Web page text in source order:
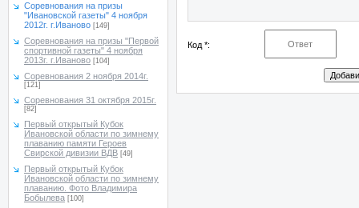
Соревнования на призы
"Ивановской газеты" 4 ноября
2012г. г.Иваново [149]
Соревнования на призы "Первой
спортивной газеты" 4 ноября
2013г. г.Иваново [104]
Соревнования 2 ноября 2014г.
[121]
Соревнования 31 октября 2015г.
[82]
Первый открытый Кубок
Ивановской области по зимнему
плаванию памяти Героев
Свирской дивизии ВДВ [49]
Первый открытый Кубок
Ивановской области по зимнему
плаванию. Фото Владимира
Бобылева [100]
Код *: